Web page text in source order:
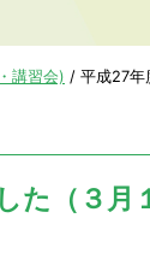
講習会) / 平成27年
た（３月